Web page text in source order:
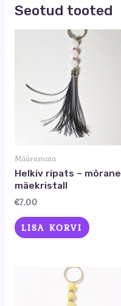
Seotud tooted
Määramata
Helkiv ripats – mõrane
mäekristall
€7.00
LISA KORVI